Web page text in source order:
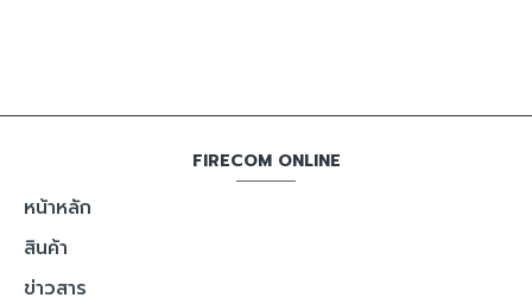
FIRECOM ONLINE
หน้าหลัก
สินค้า
ข่าวสาร